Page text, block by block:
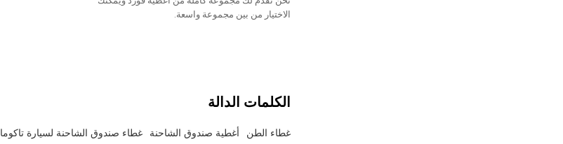
الاختيار من بين مجموعة واسعة.
الكلمات الدالة
غطاء الطن أغطية صندوق الشاحنة غطاء صندوق الشاحنة لسيارة تاكوما